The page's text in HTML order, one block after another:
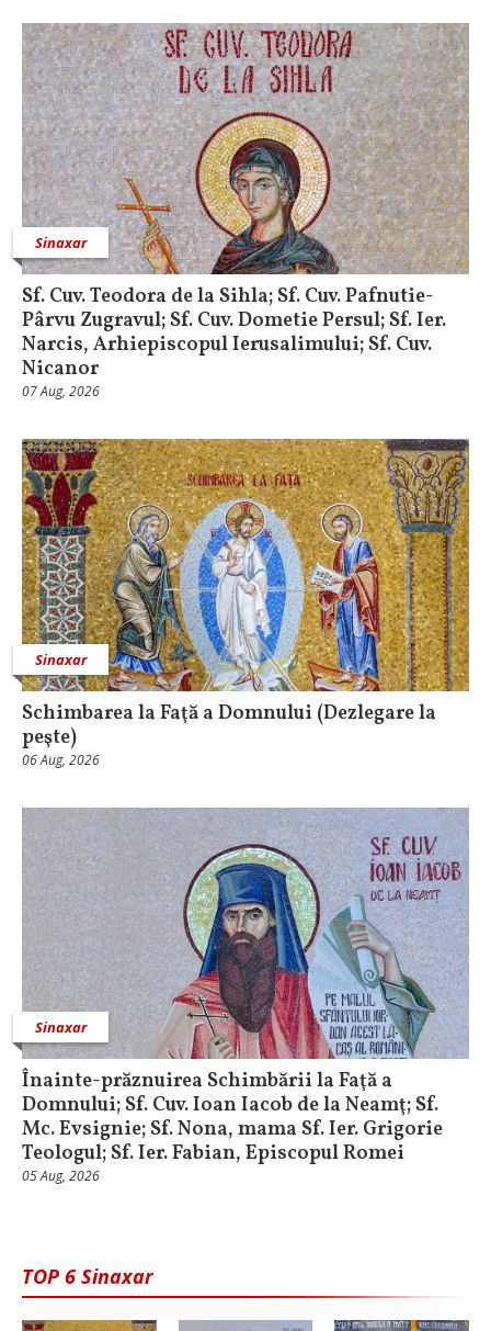
Sinaxar
Sf. Cuv. Teodora de la Sihla; Sf. Cuv. Pafnutie-
Pârvu Zugravul; Sf. Cuv. Dometie Persul; Sf. Ier.
Narcis, Arhiepiscopul Ierusalimului; Sf. Cuv.
Nicanor
07 Aug, 2026
Sinaxar
Schimbarea la Faţă a Domnului (Dezlegare la
peşte)
06 Aug, 2026
Sinaxar
Înainte-prăznuirea Schimbării la Faţă a
Domnului; Sf. Cuv. Ioan Iacob de la Neamţ; Sf.
Mc. Evsignie; Sf. Nona, mama Sf. Ier. Grigorie
Teologul; Sf. Ier. Fabian, Episcopul Romei
05 Aug, 2026
TOP 6 Sinaxar